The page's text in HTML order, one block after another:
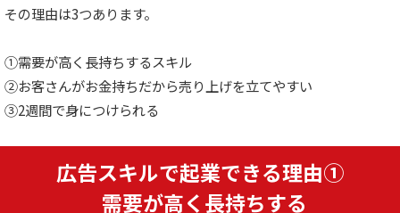
その理由は3つあります。
①需要が高く長持ちするスキル
②お客さんがお金持ちだから売り上げを立てやすい
③2週間で身につけられる
広告スキルで起業できる理由①
需要が高く長持ちする